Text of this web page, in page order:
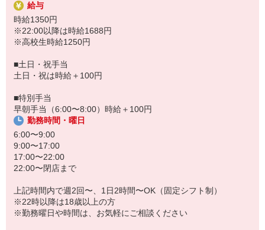
給与
時給1350円
※22:00以降は時給1688円
※高校生時給1250円
■土日・祝手当
土日・祝は時給＋100円
■特別手当
早朝手当（6:00〜8:00）時給＋100円
勤務時間・曜日
6:00〜9:00
9:00〜17:00
17:00〜22:00
22:00〜閉店まで
上記時間内で週2回〜、1日2時間〜OK（固定シフト制）
※22時以降は18歳以上の方
※勤務曜日や時間は、お気軽にご相談ください